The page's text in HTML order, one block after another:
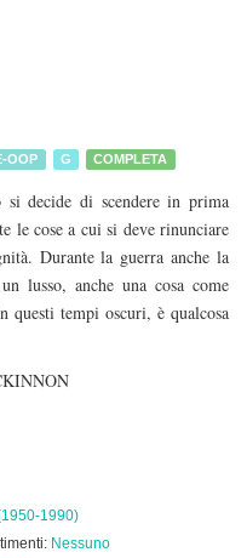
OOP G COMPLETA
si decide di scendere in prima
le cose a cui si deve rinunciare
Durante la guerra anche la
lusso, anche una cosa come
questi tempi oscuri, è qualcosa
1990)
Nessuno